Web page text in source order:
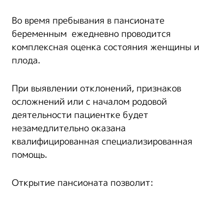
Во время пребывания в пансионате
беременным ежедневно проводится
комплексная оценка состояния женщины и
плода.
При выявлении отклонений, признаков
осложнений или с началом родовой
деятельности пациентке будет
незамедлительно оказана
квалифицированная специализированная
помощь.
Открытие пансионата позволит: